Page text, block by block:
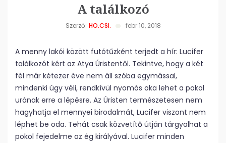
A találkozó
Szerző: HO.CSI. febr 10, 2018
A menny lakói között futótűzként terjedt a hír: Lucifer
találkozót kért az Atya Úristentől. Tekintve, hogy a két
fél már kétezer éve nem áll szóba egymással,
mindenki úgy véli, rendkívül nyomós oka lehet a pokol
urának erre a lépésre. Az Úristen természetesen nem
hagyhatja el mennyei birodalmát, Lucifer viszont nem
léphet be oda. Tehát csak közvetítő útján tárgyalhat a
pokol fejedelme az ég királyával. Lucifer minden